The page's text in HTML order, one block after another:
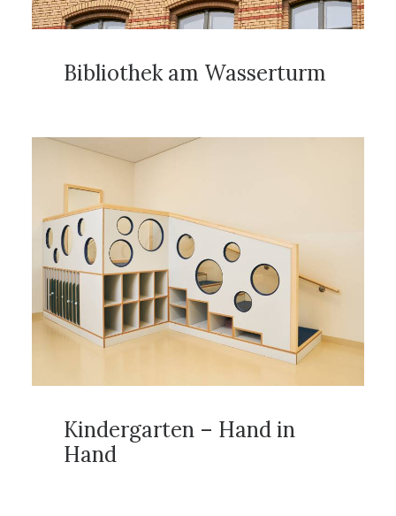
Bibliothek am Wasserturm
Kindergarten – Hand in
Hand